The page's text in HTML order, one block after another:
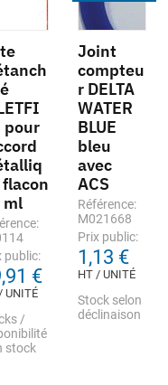
pour
flacon
ml
public:
€
UNITÉ
/
stock
Joint
compteu
r DELTA
WATER
BLUE
bleu
avec
ACS
Référence:
M021668
Prix public:
1,13 €
HT / UNITÉ
Stock selon
déclinaison